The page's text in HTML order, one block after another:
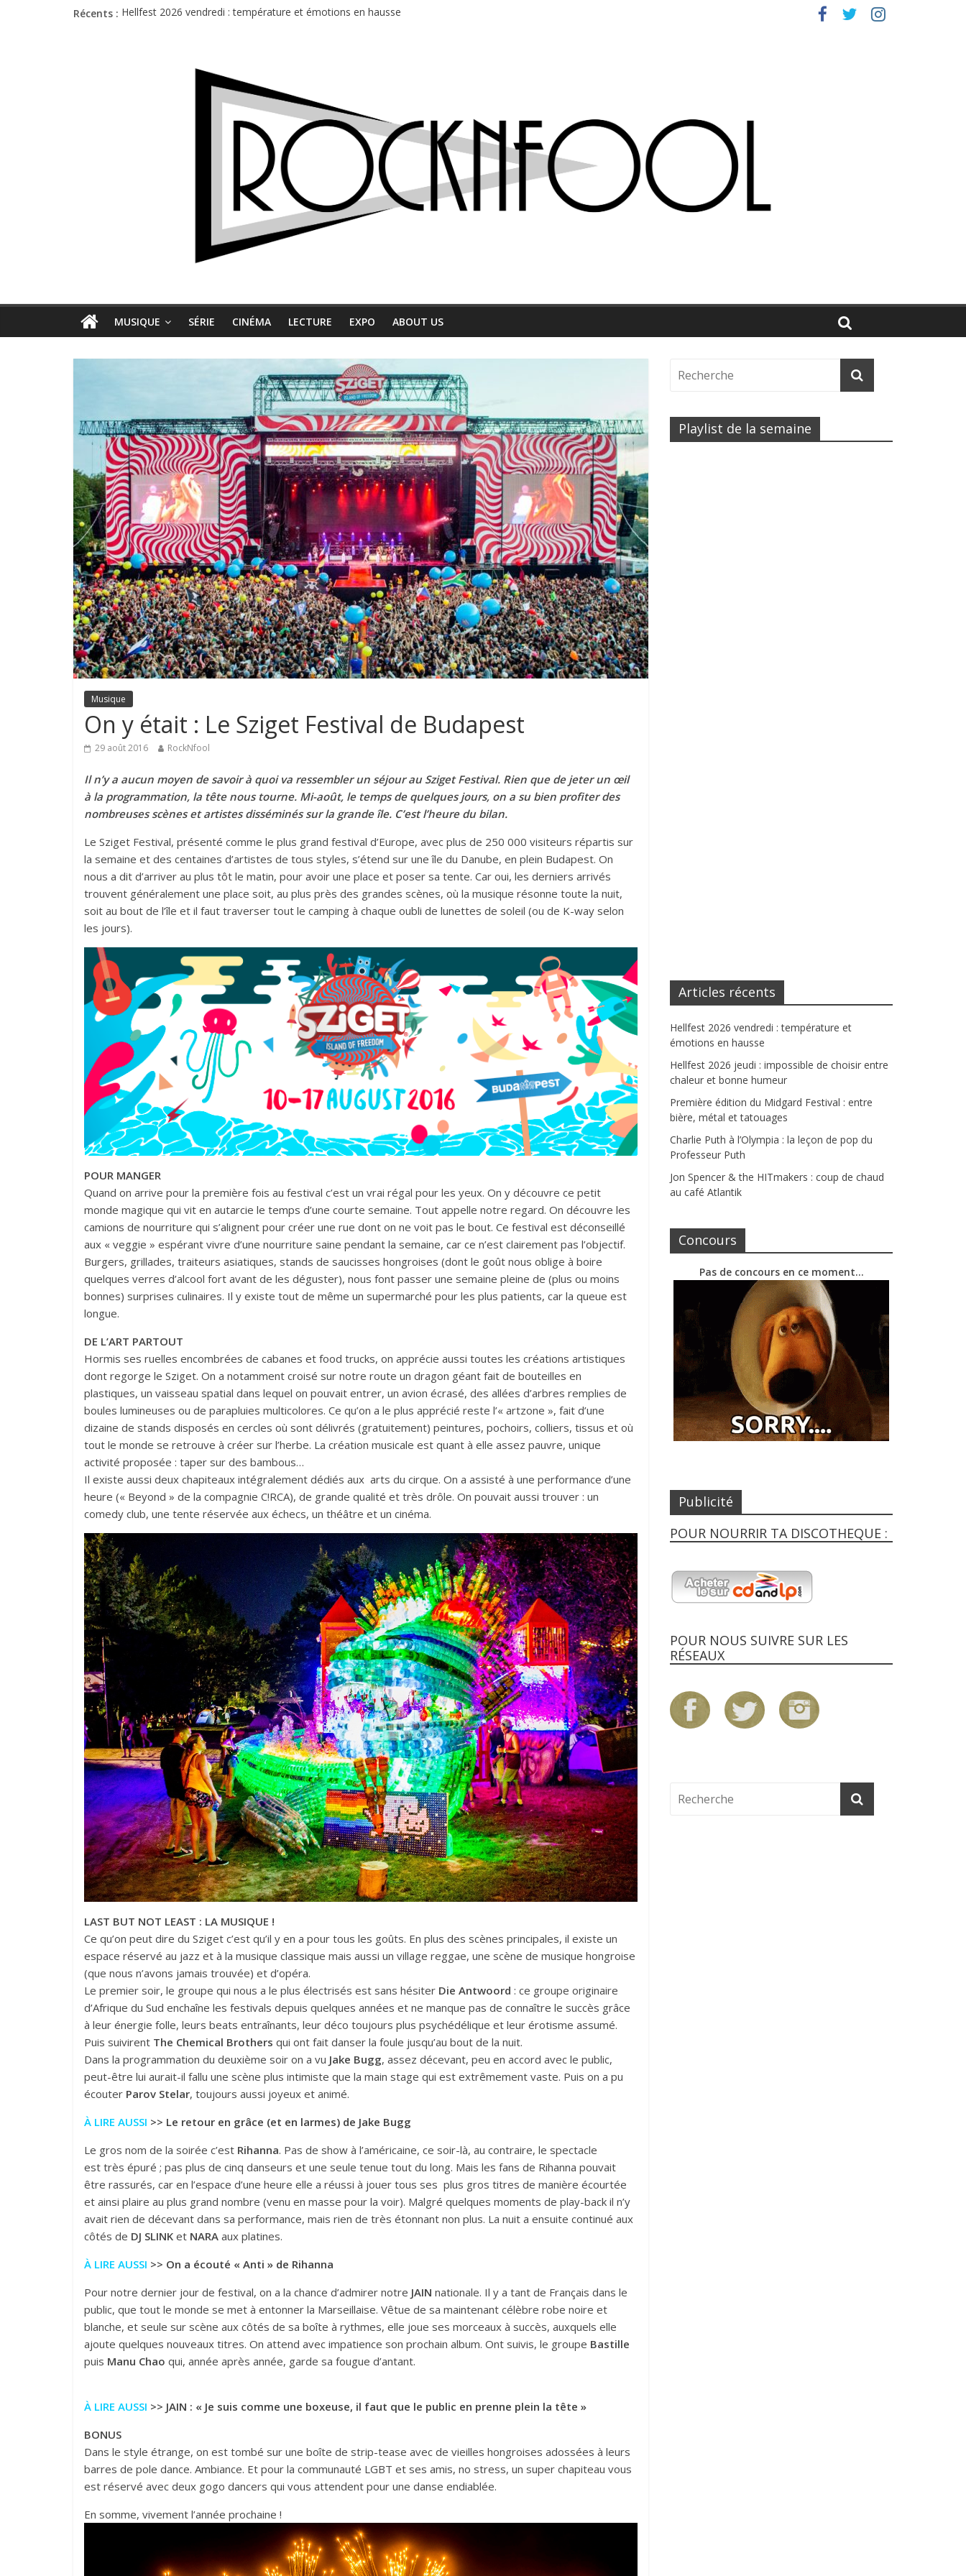
Récents : Hellfest 2026 vendredi : température et émotions en hausse
Jon Spencer & the HITmakers : coup de chaud au café Atlantik
MUSIQUE SÉRIE CINÉMA LECTURE EXPO ABOUT US
Musique
On y était : Le Sziget Festival de Budapest
29 août 2016 RockNfool
Il n’y a aucun moyen de savoir à quoi va ressembler un séjour au Sziget Festival. Rien que de jeter un œil
à la programmation, la tête nous tourne. Mi-août, le temps de quelques jours, on a su bien profiter des
nombreuses scènes et artistes disséminés sur la grande île. C’est l’heure du bilan.
Le Sziget Festival, présenté comme le plus grand festival d’Europe, avec plus de 250 000 visiteurs répartis sur
la semaine et des centaines d’artistes de tous styles, s’étend sur une île du Danube, en plein Budapest. On
nous a dit d’arriver au plus tôt le matin, pour avoir une place et poser sa tente. Car oui, les derniers arrivés
trouvent généralement une place soit, au plus près des grandes scènes, où la musique résonne toute la nuit,
soit au bout de l’île et il faut traverser tout le camping à chaque oubli de lunettes de soleil (ou de K-way selon
les jours).
POUR MANGER
Quand on arrive pour la première fois au festival c’est un vrai régal pour les yeux. On y découvre ce petit
monde magique qui vit en autarcie le temps d’une courte semaine. Tout appelle notre regard. On découvre les
camions de nourriture qui s’alignent pour créer une rue dont on ne voit pas le bout. Ce festival est déconseillé
aux « veggie » espérant vivre d’une nourriture saine pendant la semaine, car ce n’est clairement pas l’objectif.
Burgers, grillades, traiteurs asiatiques, stands de saucisses hongroises (dont le goût nous oblige à boire
quelques verres d’alcool fort avant de les déguster), nous font passer une semaine pleine de (plus ou moins
bonnes) surprises culinaires. Il y existe tout de même un supermarché pour les plus patients, car la queue est
longue.
DE L’ART PARTOUT
Hormis ses ruelles encombrées de cabanes et food trucks, on apprécie aussi toutes les créations artistiques
dont regorge le Sziget. On a notamment croisé sur notre route un dragon géant fait de bouteilles en
plastiques, un vaisseau spatial dans lequel on pouvait entrer, un avion écrasé, des allées d’arbres remplies de
boules lumineuses ou de parapluies multicolores. Ce qu’on a le plus apprécié reste l’« artzone », fait d’une
dizaine de stands disposés en cercles où sont délivrés (gratuitement) peintures, pochoirs, colliers, tissus et où
tout le monde se retrouve à créer sur l’herbe. La création musicale est quant à elle assez pauvre, unique
activité proposée : taper sur des bambous…
Il existe aussi deux chapiteaux intégralement dédiés aux arts du cirque. On a assisté à une performance d’une
heure (« Beyond » de la compagnie C!RCA), de grande qualité et très drôle. On pouvait aussi trouver : un
comedy club, une tente réservée aux échecs, un théâtre et un cinéma.
LAST BUT NOT LEAST : LA MUSIQUE !
Ce qu’on peut dire du Sziget c’est qu’il y en a pour tous les goûts. En plus des scènes principales, il existe un
espace réservé au jazz et à la musique classique mais aussi un village reggae, une scène de musique hongroise
(que nous n’avons jamais trouvée) et d’opéra.
Le premier soir, le groupe qui nous a le plus électrisés est sans hésiter Die Antwoord : ce groupe originaire
d’Afrique du Sud enchaîne les festivals depuis quelques années et ne manque pas de connaître le succès grâce
à leur énergie folle, leurs beats entraînants, leur déco toujours plus psychédélique et leur érotisme assumé.
Puis suivirent The Chemical Brothers qui ont fait danser la foule jusqu’au bout de la nuit.
Dans la programmation du deuxième soir on a vu Jake Bugg, assez décevant, peu en accord avec le public,
peut-être lui aurait-il fallu une scène plus intimiste que la main stage qui est extrêmement vaste. Puis on a pu
écouter Parov Stelar, toujours aussi joyeux et animé.
À LIRE AUSSI >> Le retour en grâce (et en larmes) de Jake Bugg
Le gros nom de la soirée c’est Rihanna. Pas de show à l’américaine, ce soir-là, au contraire, le spectacle
est très épuré ; pas plus de cinq danseurs et une seule tenue tout du long. Mais les fans de Rihanna pouvait
être rassurés, car en l’espace d’une heure elle a réussi à jouer tous ses plus gros titres de manière écourtée
et ainsi plaire au plus grand nombre (venu en masse pour la voir). Malgré quelques moments de play-back il n’y
avait rien de décevant dans sa performance, mais rien de très étonnant non plus. La nuit a ensuite continué aux
côtés de DJ SLINK et NARA aux platines.
À LIRE AUSSI >> On a écouté « Anti » de Rihanna
Pour notre dernier jour de festival, on a la chance d’admirer notre JAIN nationale. Il y a tant de Français dans le
public, que tout le monde se met à entonner la Marseillaise. Vêtue de sa maintenant célèbre robe noire et
blanche, et seule sur scène aux côtés de sa boîte à rythmes, elle joue ses morceaux à succès, auxquels elle
ajoute quelques nouveaux titres. On attend avec impatience son prochain album. Ont suivis, le groupe Bastille
puis Manu Chao qui, année après année, garde sa fougue d’antant.
À LIRE AUSSI >> JAIN : « Je suis comme une boxeuse, il faut que le public en prenne plein la tête »
BONUS
Dans le style étrange, on est tombé sur une boîte de strip-tease avec de vieilles hongroises adossées à leurs
barres de pole dance. Ambiance. Et pour la communauté LGBT et ses amis, no stress, un super chapiteau vous
est réservé avec deux gogo dancers qui vous attendent pour une danse endiablée.
En somme, vivement l’année prochaine !
Playlist de la semaine
Articles récents
Hellfest 2026 vendredi : température et
émotions en hausse
Hellfest 2026 jeudi : impossible de choisir entre
chaleur et bonne humeur
Première édition du Midgard Festival : entre
bière, métal et tatouages
Charlie Puth à l’Olympia : la leçon de pop du
Professeur Puth
Jon Spencer & the HITmakers : coup de chaud
au café Atlantik
Concours
Pas de concours en ce moment…
Publicité
POUR NOURRIR TA DISCOTHEQUE :
POUR NOUS SUIVRE SUR LES
RÉSEAUX